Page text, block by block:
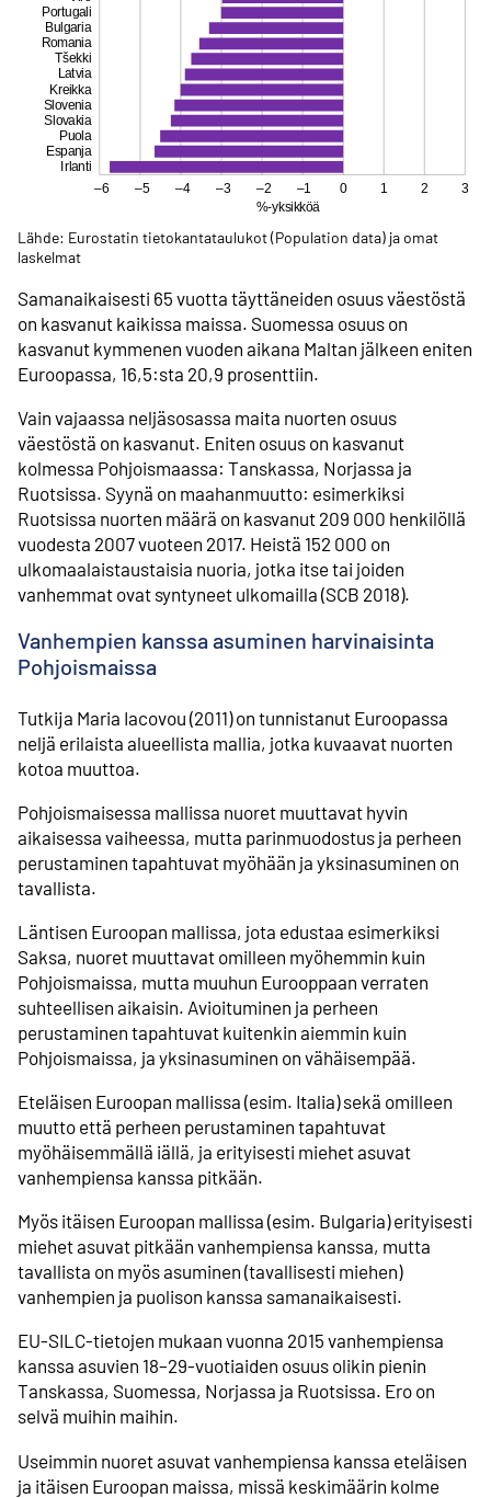
Lähde: Eurostatin tietokanta­taulukot (Population data) ja omat
laskelmat
Samanaikaisesti 65 vuotta täyttäneiden osuus väestöstä
on kasvanut kaikissa maissa. Suomessa osuus on
kasvanut kymmenen vuoden aikana Maltan jälkeen eniten
Euroopassa, 16,5:sta 20,9 prosenttiin.
Vain vajaassa neljäs­osassa maita nuorten osuus
väestöstä on kasvanut. Eniten osuus on kasvanut
kolmessa Pohjois­maassa: Tanskassa, Norjassa ja
Ruotsissa. Syynä on maahan­muutto: esi­merkiksi
Ruotsissa nuorten määrä on kasvanut 209 000 henkilöllä
vuodesta 2007 vuoteen 2017. Heistä 152 000 on
ulkomaalais­taustaisia nuoria, jotka itse tai joiden
vanhemmat ovat syntyneet ulko­mailla (SCB 2018).
Vanhempien kanssa asuminen harvinaisinta
Pohjois­maissa
Tutkija Maria Iacovou (2011) on tunnistanut Euroopassa
neljä erilaista alueellista mallia, jotka kuvaavat nuorten
kotoa muuttoa.
Pohjoismaisessa mallissa nuoret muuttavat hyvin
aikaisessa vaiheessa, mutta parin­muodostus ja perheen
perustaminen tapahtuvat myöhään ja yksin­asuminen on
tavallista.
Läntisen Euroopan mallissa, jota edustaa esimerkiksi
Saksa, nuoret muuttavat omilleen myöhemmin kuin
Pohjois­maissa, mutta muuhun Eurooppaan verraten
suhteellisen aikaisin. Avioituminen ja perheen
perustaminen tapahtuvat kuitenkin aiemmin kuin
Pohjois­maissa, ja yksin­asuminen on vähäisempää.
Eteläisen Euroopan mallissa (esim. Italia) sekä omilleen
muutto että perheen perustaminen tapahtuvat
myöhäisemmällä iällä, ja erityisesti miehet asuvat
vanhempiensa kanssa pitkään.
Myös itäisen Euroopan mallissa (esim. Bulgaria) erityisesti
miehet asuvat pitkään vanhempiensa kanssa, mutta
tavallista on myös asuminen (tavallisesti miehen)
vanhempien ja puolison kanssa saman­aikaisesti.
EU-SILC-tietojen mukaan vuonna 2015 vanhempiensa
kanssa asuvien 18–29-vuotiaiden osuus olikin pienin
Tanskassa, Suomessa, Norjassa ja Ruotsissa. Ero on
selvä muihin maihin.
Useimmin nuoret asuvat vanhempiensa kanssa eteläisen
ja itäisen Euroopan maissa, missä keski­määrin kolme